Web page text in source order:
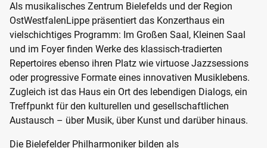
Als musikalisches Zentrum Bielefelds und der Region
OstWestfalenLippe präsentiert das Konzerthaus ein
vielschichtiges Programm: Im Großen Saal, Kleinen Saal
und im Foyer finden Werke des klassisch-tradierten
Repertoires ebenso ihren Platz wie virtuose Jazzsessions
oder progressive Formate eines innovativen Musiklebens.
Zugleich ist das Haus ein Ort des lebendigen Dialogs, ein
Treffpunkt für den kulturellen und gesellschaftlichen
Austausch – über Musik, über Kunst und darüber hinaus.
Die Bielefelder Philharmoniker bilden als